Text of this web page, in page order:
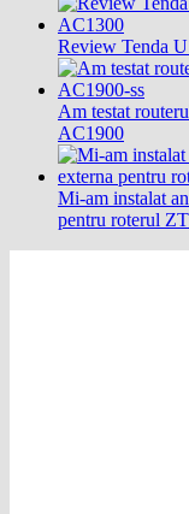
Review Tenda
Am testat
AC1900
Mi-am instalat
pentru roterul